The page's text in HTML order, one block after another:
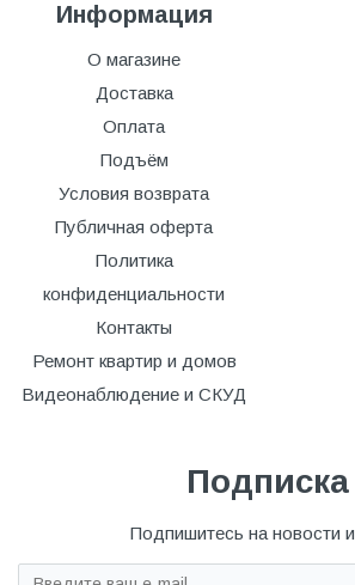
Информация
О магазине
Доставка
Оплата
Подъём
Условия возврата
Публичная оферта
Политика
конфиденциальности
Контакты
Ремонт квартир и домов
Видеонаблюдение и СКУД
Подписка
Подпишитесь на новости